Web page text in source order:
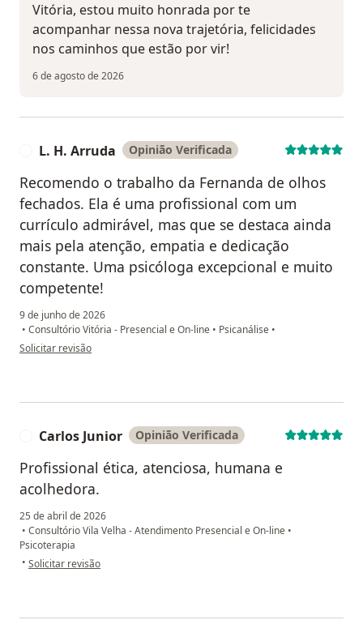
Vitória, estou muito honrada por te
acompanhar nessa nova trajetória, felicidades
nos caminhos que estão por vir!
6 de agosto de 2026
L. H. Arruda Opinião Verificada
Recomendo o trabalho da Fernanda de olhos
fechados. Ela é uma profissional com um
currículo admirável, mas que se destaca ainda
mais pela atenção, empatia e dedicação
constante. Uma psicóloga excepcional e muito
competente!
9 de junho de 2026
• Consultório Vitória - Presencial e On-line • Psicanálise •
na opinião do utilizador L. H. Arruda
Solicitar revisão
Carlos Junior Opinião Verificada
Profissional ética, atenciosa, humana e
acolhedora.
25 de abril de 2026
• Consultório Vila Velha - Atendimento Presencial e On-line •
Psicoterapia
• na opinião do utilizador Carlos Junior
Solicitar revisão